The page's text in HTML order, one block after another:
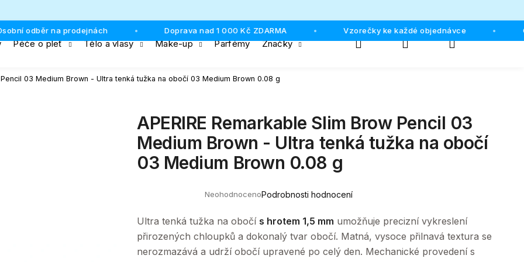
odběr na prodejnách Doprava nad 1 000 Kč ZDARMA Vzorečky ke každé objednávce
Péče o pleť Tělo a vlasy Make-up Parfémy Značky Hledat PřihlášeníNákupní
Pencil 03 Medium Brown - Ultra tenká tužka na obočí 03 Medium Brown 0.08 g
je
0,0
z
5
NeohodnocenoPodrobnosti hodnocení
APERIRE Remarkable Slim Brow Pencil 03
Medium Brown - Ultra tenká tužka na obočí
03 Medium Brown 0.08 g
Ultra tenká tužka na obočí s hrotem 1,5 mm umožňuje precizní vykreslení
přirozených chloupků a dokonalý tvar obočí. Matná, vysoce přilnavá textura se
nerozmazává a udrží obočí upravené po celý den. Mechanické provedení s